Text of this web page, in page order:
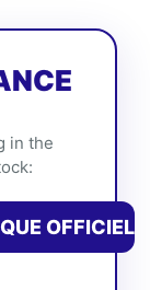
in the
OFFICIEL